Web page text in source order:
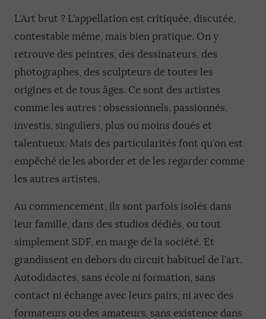
L’Art brut ? L’appellation est critiquée, discutée,
contestable même, mais bien pratique. On y
retrouve des peintres, des dessinateurs, des
photographes, des sculpteurs de toutes les
origines et de tous âges. Ce sont des artistes
comme les autres : obsessionnels, passionnés,
investis, singuliers, plus ou moins doués et
talentueux. Mais des particularités font qu’on est
empêché de les aborder et de les regarder comme
les autres artistes.
Au commencement, ils sont parfois isolés dans
leur famille, dans des studios dédiés, ou tout
simplement SDF, en marge de la société. Et
grandissent en dehors du circuit habituel de l’art.
Autodidactes, sans école ni formation, sans
contact ni échange avec leurs pairs, ni avec des
formateurs ou des amateurs, sans existence dans